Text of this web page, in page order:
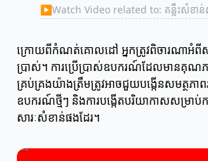
▶Watch Video related to: គន្លឹះសំខាន់
ក្រោយពីកំណត់គោលដៅ អ្នកត្រូវពិចារណាអំពីសម្
ប្រាស់។ ការប្រើប្រាស់ឧបករណ៍ដែលមានគុណភ
គ្រប់គ្រងយ៉ាងត្រឹមត្រូវអាចជួយបង្កើនសមត្ថភា
ឧបករណ៍ថ្មីៗ និងការបង្កើតបរិយាកាសសម្រាប់
សារៈសំខាន់ផងដែរ។